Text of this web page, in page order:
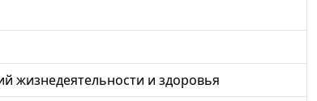
жизнедеятельности и здоровья